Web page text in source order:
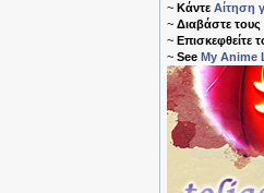
~ Κάντε Αίτηση
~ Διαβάστε τους
~ Επισκεφθείτε
~ See My Anime